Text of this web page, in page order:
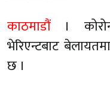
काठमाडौं।
भेरिएन्टबाट
छ ।